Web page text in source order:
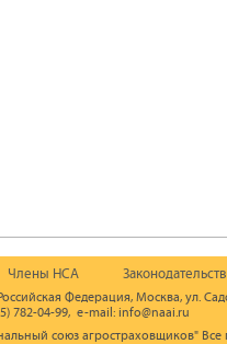
Члены НСА
Федерация, Москва, ул.
782-04-99, e-mail: info@naai.ru
союз агростраховщиков"